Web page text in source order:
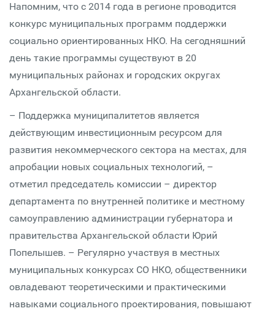
Напомним, что с 2014 года в регионе проводится
конкурс муниципальных программ поддержки
социально ориентированных НКО. На сегодняшний
день такие программы существуют в 20
муниципальных районах и городских округах
Архангельской области.
– Поддержка муниципалитетов является
действующим инвестиционным ресурсом для
развития некоммерческого сектора на местах, для
апробации новых социальных технологий, –
отметил председатель комиссии – директор
департамента по внутренней политике и местному
самоуправлению администрации губернатора и
правительства Архангельской области Юрий
Попелышев. – Регулярно участвуя в местных
муниципальных конкурсах СО НКО, общественники
овладевают теоретическими и практическими
навыками социального проектирования, повышают